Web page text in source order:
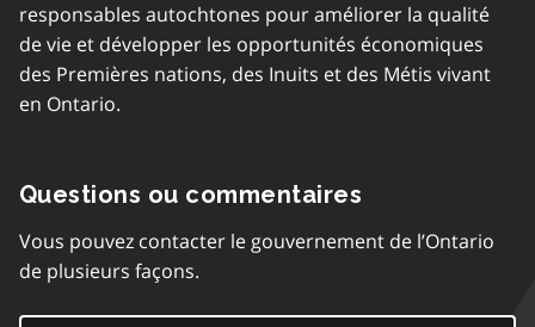
responsables autochtones pour améliorer la qualité
de vie et développer les opportunités économiques
des Premières nations, des Inuits et des Métis vivant
en Ontario.
Questions ou commentaires
Vous pouvez contacter le gouvernement de l’Ontario
de plusieurs façons.